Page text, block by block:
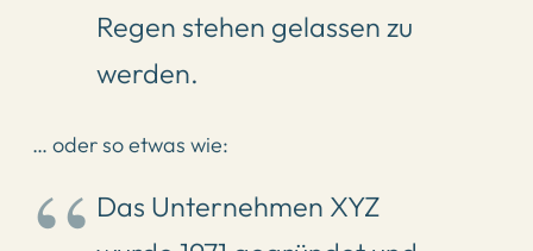
Regen stehen gelassen zu
werden.
… oder so etwas wie:
Das Unternehmen XYZ